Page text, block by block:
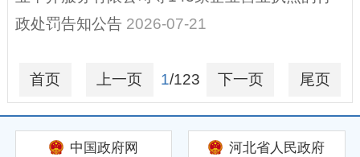
政处罚告知公告 2026-07-21
首页 上一页 1/123 下一页 尾页
中国政府网 河北省人民政府